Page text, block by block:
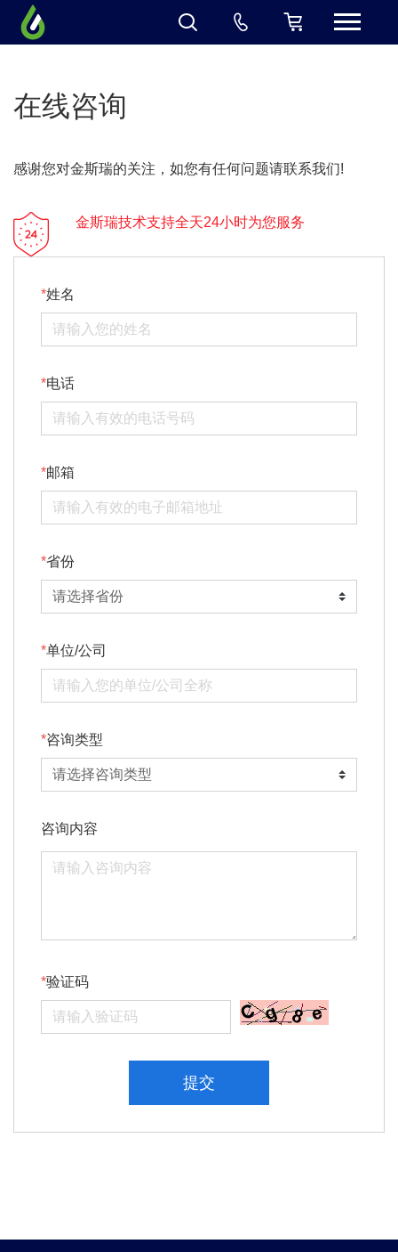
在线咨询
感谢您对金斯瑞的关注，如您有任何问题请联系我们!
金斯瑞技术支持全天24小时为您服务
姓名
电话
邮箱
省份
单位/公司
咨询类型
咨询内容
验证码
提交